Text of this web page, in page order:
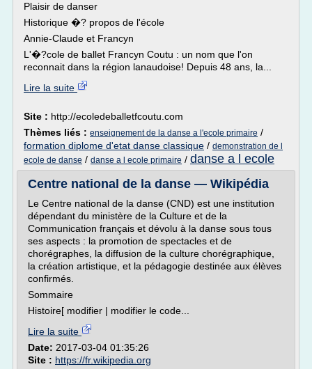
Plaisir de danser
Historique �? propos de l'école
Annie-Claude et Francyn
L'�?cole de ballet Francyn Coutu : un nom que l'on
reconnait dans la région lanaudoise! Depuis 48 ans, la...
Lire la suite
Site : http://ecoledeballetfcoutu.com
Thèmes liés : enseignement de la danse a l'ecole primaire /
formation diplome d'etat danse classique / demonstration de l
ecole de danse / danse a l ecole primaire / danse a l ecole
Centre national de la danse — Wikipédia
Le Centre national de la danse (CND) est une institution
dépendant du ministère de la Culture et de la
Communication français et dévolu à la danse sous tous
ses aspects : la promotion de spectacles et de
chorégraphes, la diffusion de la culture chorégraphique,
la création artistique, et la pédagogie destinée aux élèves
confirmés.
Sommaire
Histoire[ modifier | modifier le code...
Lire la suite
Date: 2017-03-04 01:35:26
Site : https://fr.wikipedia.org